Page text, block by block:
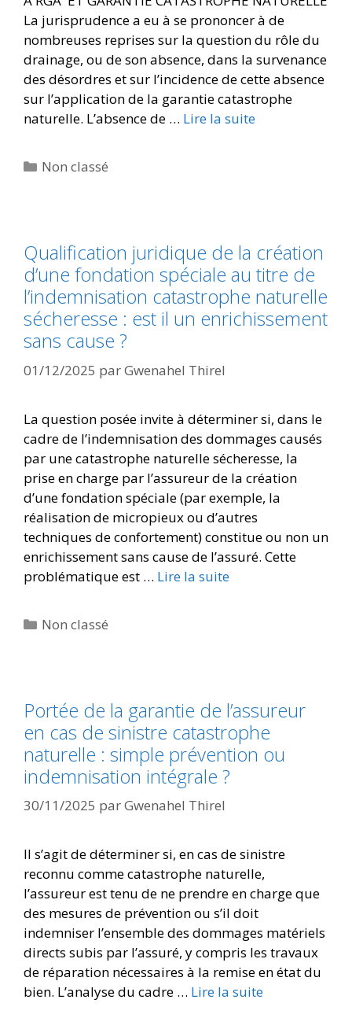
La jurisprudence a eu à se prononcer à de
nombreuses reprises sur la question du rôle du
drainage, ou de son absence, dans la survenance
des désordres et sur l’incidence de cette absence
sur l’application de la garantie catastrophe
naturelle. L’absence de … Lire la suite
Non classé
Qualification juridique de la création
d’une fondation spéciale au titre de
l’indemnisation catastrophe naturelle
sécheresse : est il un enrichissement
sans cause ?
01/12/2025 parGwenahel Thirel
La question posée invite à déterminer si, dans le
cadre de l’indemnisation des dommages causés
par une catastrophe naturelle sécheresse, la
prise en charge par l’assureur de la création
d’une fondation spéciale (par exemple, la
réalisation de micropieux ou d’autres
techniques de confortement) constitue ou non un
enrichissement sans cause de l’assuré. Cette
problématique est … Lire la suite
Non classé
Portée de la garantie de l’assureur
en cas de sinistre catastrophe
naturelle : simple prévention ou
indemnisation intégrale ?
30/11/2025 parGwenahel Thirel
Il s’agit de déterminer si, en cas de sinistre
reconnu comme catastrophe naturelle,
l’assureur est tenu de ne prendre en charge que
des mesures de prévention ou s’il doit
indemniser l’ensemble des dommages matériels
directs subis par l’assuré, y compris les travaux
de réparation nécessaires à la remise en état du
bien. L’analyse du cadre … Lire la suite